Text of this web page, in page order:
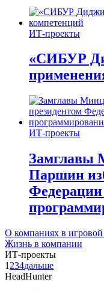
ИТ-проекты
«СИБУР
ИТ-проекты
Замглавы
Паршин
Федерации
О компаниях в
Жизнь в компании
ИТ-проекты
1 234дальше
HeadHunter